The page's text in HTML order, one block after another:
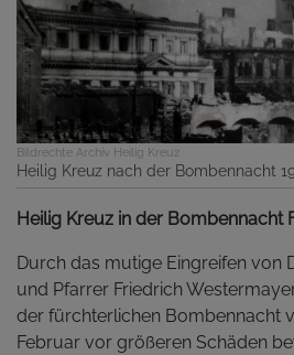
Bildrechte Archiv Heilig Kreuz
Heilig Kreuz nach der Bombennacht
Heilig Kreuz in der Bombennacht
Durch das mutige Eingreifen von
und Pfarrer Friedrich
der fürchterlichen Bombennacht
Februar vor größeren Schäden